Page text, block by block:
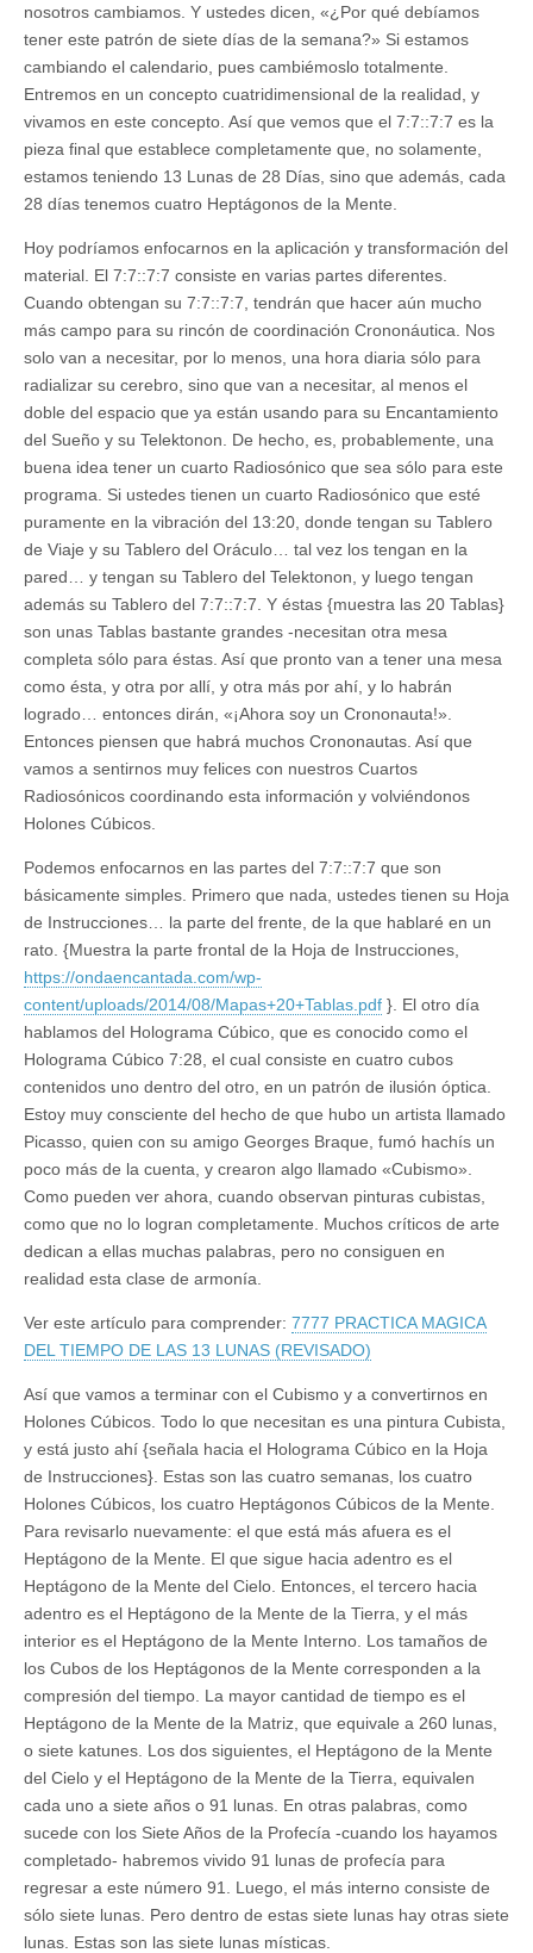
nosotros cambiamos. Y ustedes dicen, «¿Por qué debíamos
tener este patrón de siete días de la semana?» Si estamos
cambiando el calendario, pues cambiémoslo totalmente.
Entremos en un concepto cuatridimensional de la realidad, y
vivamos en este concepto. Así que vemos que el 7:7::7:7 es la
pieza final que establece completamente que, no solamente,
estamos teniendo 13 Lunas de 28 Días, sino que además, cada
28 días tenemos cuatro Heptágonos de la Mente.
Hoy podríamos enfocarnos en la aplicación y transformación del
material. El 7:7::7:7 consiste en varias partes diferentes.
Cuando obtengan su 7:7::7:7, tendrán que hacer aún mucho
más campo para su rincón de coordinación Crononáutica. Nos
solo van a necesitar, por lo menos, una hora diaria sólo para
radializar su cerebro, sino que van a necesitar, al menos el
doble del espacio que ya están usando para su Encantamiento
del Sueño y su Telektonon. De hecho, es, probablemente, una
buena idea tener un cuarto Radiosónico que sea sólo para este
programa. Si ustedes tienen un cuarto Radiosónico que esté
puramente en la vibración del 13:20, donde tengan su Tablero
de Viaje y su Tablero del Oráculo… tal vez los tengan en la
pared… y tengan su Tablero del Telektonon, y luego tengan
además su Tablero del 7:7::7:7. Y éstas {muestra las 20 Tablas}
son unas Tablas bastante grandes -necesitan otra mesa
completa sólo para éstas. Así que pronto van a tener una mesa
como ésta, y otra por allí, y otra más por ahí, y lo habrán
logrado… entonces dirán, «¡Ahora soy un Crononauta!».
Entonces piensen que habrá muchos Crononautas. Así que
vamos a sentirnos muy felices con nuestros Cuartos
Radiosónicos coordinando esta información y volviéndonos
Holones Cúbicos.
Podemos enfocarnos en las partes del 7:7::7:7 que son
básicamente simples. Primero que nada, ustedes tienen su Hoja
de Instrucciones… la parte del frente, de la que hablaré en un
rato. {Muestra la parte frontal de la Hoja de Instrucciones,
https://ondaencantada.com/wp-
content/uploads/2014/08/Mapas+20+Tablas.pdf }. El otro día
hablamos del Holograma Cúbico, que es conocido como el
Holograma Cúbico 7:28, el cual consiste en cuatro cubos
contenidos uno dentro del otro, en un patrón de ilusión óptica.
Estoy muy consciente del hecho de que hubo un artista llamado
Picasso, quien con su amigo Georges Braque, fumó hachís un
poco más de la cuenta, y crearon algo llamado «Cubismo».
Como pueden ver ahora, cuando observan pinturas cubistas,
como que no lo logran completamente. Muchos críticos de arte
dedican a ellas muchas palabras, pero no consiguen en
realidad esta clase de armonía.
Ver este artículo para comprender: 7777 PRACTICA MAGICA
DEL TIEMPO DE LAS 13 LUNAS (REVISADO)
Así que vamos a terminar con el Cubismo y a convertirnos en
Holones Cúbicos. Todo lo que necesitan es una pintura Cubista,
y está justo ahí {señala hacia el Holograma Cúbico en la Hoja
de Instrucciones}. Estas son las cuatro semanas, los cuatro
Holones Cúbicos, los cuatro Heptágonos Cúbicos de la Mente.
Para revisarlo nuevamente: el que está más afuera es el
Heptágono de la Mente. El que sigue hacia adentro es el
Heptágono de la Mente del Cielo. Entonces, el tercero hacia
adentro es el Heptágono de la Mente de la Tierra, y el más
interior es el Heptágono de la Mente Interno. Los tamaños de
los Cubos de los Heptágonos de la Mente corresponden a la
compresión del tiempo. La mayor cantidad de tiempo es el
Heptágono de la Mente de la Matriz, que equivale a 260 lunas,
o siete katunes. Los dos siguientes, el Heptágono de la Mente
del Cielo y el Heptágono de la Mente de la Tierra, equivalen
cada uno a siete años o 91 lunas. En otras palabras, como
sucede con los Siete Años de la Profecía -cuando los hayamos
completado- habremos vivido 91 lunas de profecía para
regresar a este número 91. Luego, el más interno consiste de
sólo siete lunas. Pero dentro de estas siete lunas hay otras siete
lunas. Estas son las siete lunas místicas.